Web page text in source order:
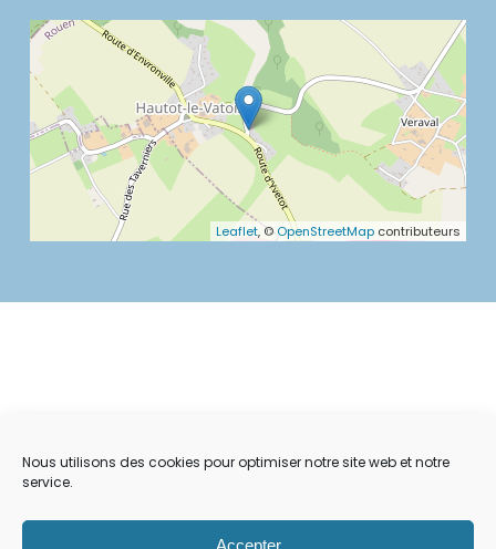
Nous utilisons des cookies pour optimiser notre site web et notre
service.
Accepter
Leaflet, © OpenStreetMap contributeurs